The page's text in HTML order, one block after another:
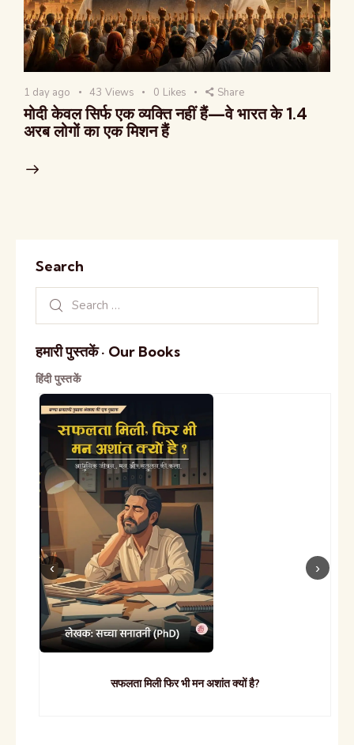
1 day ago 43 Views 0 Likes Share
मोदी केवल सिर्फ एक व्यक्ति नहीं हैं—वे भारत के 1.4
अरब लोगों का एक मिशन हैं
Search
हमारी पुस्तकें · Our Books
हिंदी पुस्तकें
सफलता मिली फिर भी मन अशांत क्यों है?